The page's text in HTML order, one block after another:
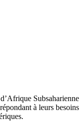
Subsaharienne
à leurs besoins